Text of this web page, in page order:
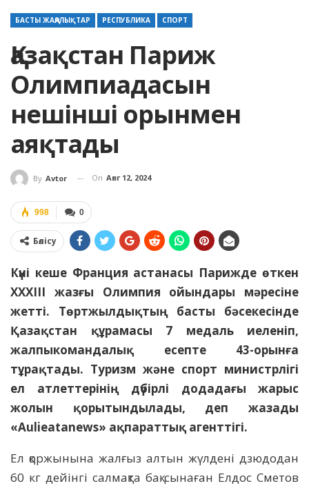
БАСТЫ ЖАҢАЛЫҚТАР РЕСПУБЛИКА СПОРТ
Қазақстан Париж
Олимпиадасын
нешінші орынмен
аяқтады
By Avtor On Авг 12, 2024
0
998
Бөлісу
Күні кеше Франция астанасы Парижде өткен
XXXIII жазғы Олимпия ойындары мәресіне
жетті. Төртжылдықтың басты бәсекесінде
Қазақстан құрамасы 7 медаль иеленіп,
жалпыкомандалық есепте 43-орынға
тұрақтады. Туризм және спорт министрлігі
ел атлеттерінің дүбірлі додадағы жарыс
жолын қорытындылады, деп жазады
«Aulieatanews» ақпараттық агенттігі.
Ел қоржынына жалғыз алтын жүлдені дзюдодан
60 кг дейінгі салмақта бақ сынаған Елдос Сметов